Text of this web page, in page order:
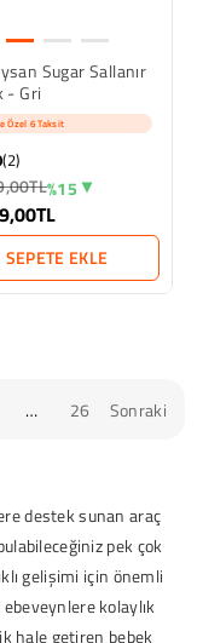
Sugar Sallanır
Beşik - Gri
Özel 6 Taksit
(2)star rating
%15
SEPETE EKLE
… 26 Sonraki
destek sunan araç
pek çok
gelişimi için önemli
kolaylık
hale getiren bebek